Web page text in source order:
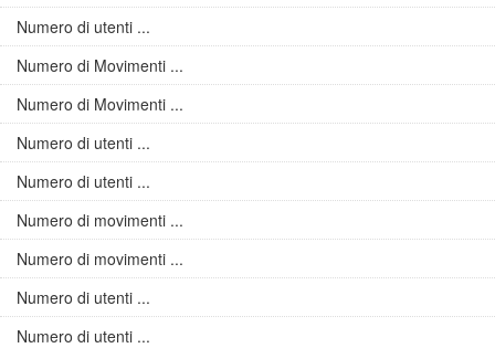
Numero di utenti ...
Numero di Movimenti ...
Numero di Movimenti ...
Numero di utenti ...
Numero di utenti ...
Numero di movimenti ...
Numero di movimenti ...
Numero di utenti ...
Numero di utenti ...